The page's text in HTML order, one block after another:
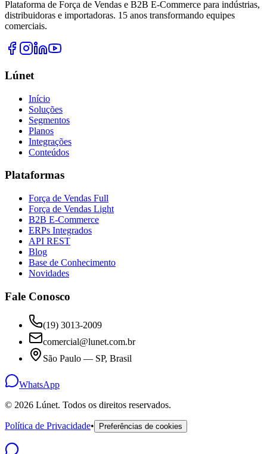
Plataforma de Força de Vendas e B2B E-Commerce para indústrias,
distribuidoras e importadoras. 15 anos transformando equipes
comerciais.
Lúnet
Início
Soluções
Segmentos
Planos
Integrações
Conteúdos
Plataformas
Força de Vendas Full
Força de Vendas Light
B2B E-Commerce
ERPs Integrados
API REST
Blog
Base de Conhecimento
Novidades
Fale Conosco
(19) 3013-2009
comercial@lunet.com.br
São Paulo — SP, Brasil
WhatsApp
© 2026 Lúnet. Todos os direitos reservados.
Política de Privacidade• Preferências de cookies